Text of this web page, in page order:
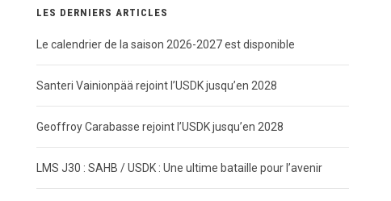
LES DERNIERS ARTICLES
Le calendrier de la saison 2026-2027 est disponible
Santeri Vainionpää rejoint l’USDK jusqu’en 2028
Geoffroy Carabasse rejoint l’USDK jusqu’en 2028
LMS J30 : SAHB / USDK : Une ultime bataille pour l’avenir